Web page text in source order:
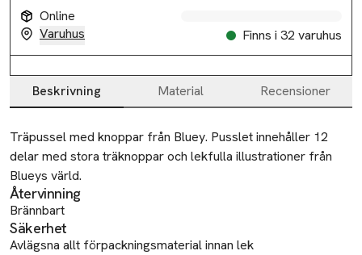
Online
Varuhus
Finns i 32 varuhus
Beskrivning Material Recensioner
Beskrivning
Träpussel med knoppar från Bluey. Pusslet innehåller 12
delar med stora träknoppar och lekfulla illustrationer från
Blueys värld.
Återvinning
Brännbart
Säkerhet
Avlägsna allt förpackningsmaterial innan lek